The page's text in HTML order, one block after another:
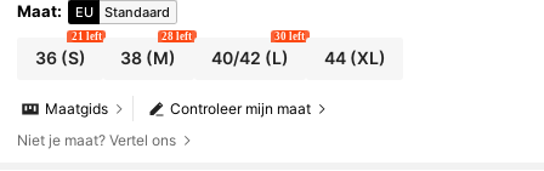
Maat: EU Standaard
36(S)
21 left
38 (M)
28 left
40/42 (L)
30 left
44(XL)
Controleer mijn maat
Maatgids
Niet je maat? Vertel ons